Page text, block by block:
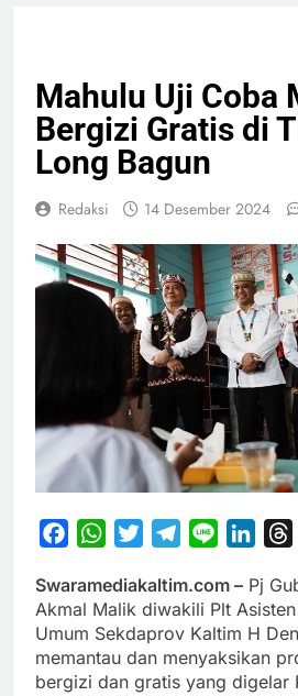
Mahulu Uji Coba
Bergizi Gratis di
Long Bagun
Redaksi 14 Desember 2024
FacebookWhatsApp
TwitterTelegram
Line
Swaramediakaltim.com – Pj
Akmal Malik diwakili Plt
Umum Sekdaprov Kaltim H
memantau dan menyaksikan
bergizi dan gratis yang digelar